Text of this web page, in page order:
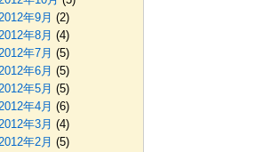
年9月 (2)
年8月 (4)
年7月 (5)
年6月 (5)
年5月 (5)
年4月 (6)
年3月 (4)
年2月 (5)